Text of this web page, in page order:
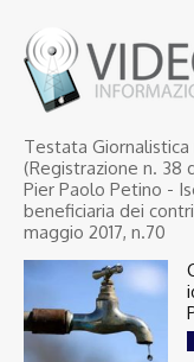
Testata
(Registrazione n. 38
Pier Paolo Petino -
beneficiaria dei
maggio 2017, n.70